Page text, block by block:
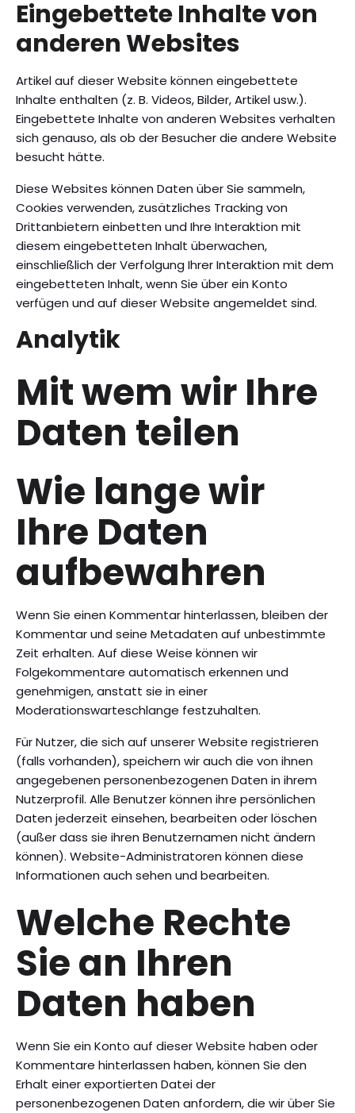
Eingebettete Inhalte von
anderen Websites
Artikel auf dieser Website können eingebettete
Inhalte enthalten (z. B. Videos, Bilder, Artikel usw.).
Eingebettete Inhalte von anderen Websites verhalten
sich genauso, als ob der Besucher die andere Website
besucht hätte.
Diese Websites können Daten über Sie sammeln,
Cookies verwenden, zusätzliches Tracking von
Drittanbietern einbetten und Ihre Interaktion mit
diesem eingebetteten Inhalt überwachen,
einschließlich der Verfolgung Ihrer Interaktion mit dem
eingebetteten Inhalt, wenn Sie über ein Konto
verfügen und auf dieser Website angemeldet sind.
Analytik
Mit wem wir Ihre
Daten teilen
Wie lange wir
Ihre Daten
aufbewahren
Wenn Sie einen Kommentar hinterlassen, bleiben der
Kommentar und seine Metadaten auf unbestimmte
Zeit erhalten. Auf diese Weise können wir
Folgekommentare automatisch erkennen und
genehmigen, anstatt sie in einer
Moderationswarteschlange festzuhalten.
Für Nutzer, die sich auf unserer Website registrieren
(falls vorhanden), speichern wir auch die von ihnen
angegebenen personenbezogenen Daten in ihrem
Nutzerprofil. Alle Benutzer können ihre persönlichen
Daten jederzeit einsehen, bearbeiten oder löschen
(außer dass sie ihren Benutzernamen nicht ändern
können). Website-Administratoren können diese
Informationen auch sehen und bearbeiten.
Welche Rechte
Sie an Ihren
Daten haben
Wenn Sie ein Konto auf dieser Website haben oder
Kommentare hinterlassen haben, können Sie den
Erhalt einer exportierten Datei der
personenbezogenen Daten anfordern, die wir über Sie